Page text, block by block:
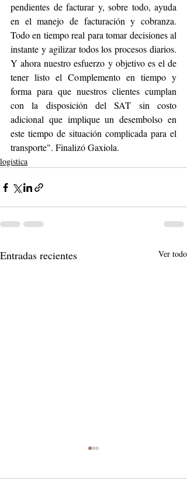
pendientes de facturar y, sobre todo, ayuda
en el manejo de facturación y cobranza.
Todo en tiempo real para tomar decisiones al
instante y agilizar todos los procesos diarios.
Y ahora nuestro esfuerzo y objetivo es el de
tener listo el Complemento en tiempo y
forma para que nuestros clientes cumplan
con la disposición del SAT sin costo
adicional que implique un desembolso en
este tiempo de situación complicada para el
transporte". Finalizó Gaxiola.
logistica
Entradas recientes Ver todo